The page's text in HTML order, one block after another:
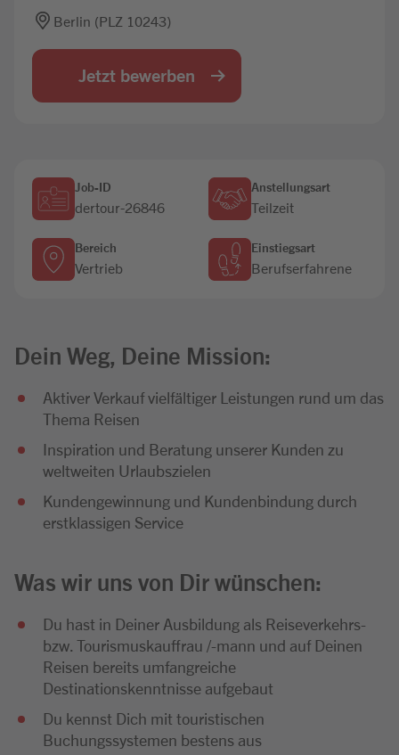
Berlin (PLZ 10243)
Jetzt bewerben
Job-ID
dertour-26846
Anstellungsart
Teilzeit
Bereich
Vertrieb
Einstiegsart
Berufserfahrene
Dein Weg, Deine Mission:
Aktiver Verkauf vielfältiger Leistungen rund um das
Thema Reisen
Inspiration und Beratung unserer Kunden zu
weltweiten Urlaubszielen
Kundengewinnung und Kundenbindung durch
erstklassigen Service
Was wir uns von Dir wünschen:
Du hast in Deiner Ausbildung als Reiseverkehrs-
bzw. Tourismuskauffrau /-mann und auf Deinen
Reisen bereits umfangreiche
Destinationskenntnisse aufgebaut
Du kennst Dich mit touristischen
Buchungssystemen bestens aus